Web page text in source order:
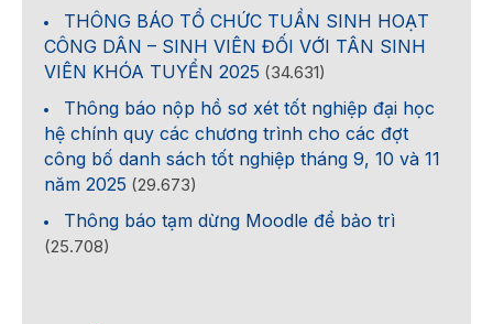
THÔNG BÁO TỔ CHỨC TUẦN SINH HOẠT
CÔNG DÂN – SINH VIÊN ĐỐI VỚI TÂN SINH
VIÊN KHÓA TUYỂN 2025 (34.631)
Thông báo nộp hồ sơ xét tốt nghiệp đại học
hệ chính quy các chương trình cho các đợt
công bố danh sách tốt nghiệp tháng 9, 10 và 11
năm 2025 (29.673)
Thông báo tạm dừng Moodle để bảo trì
(25.708)